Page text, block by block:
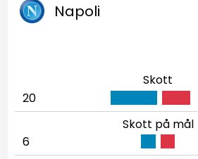
Napoli
Skott
20
Skott på mål
6